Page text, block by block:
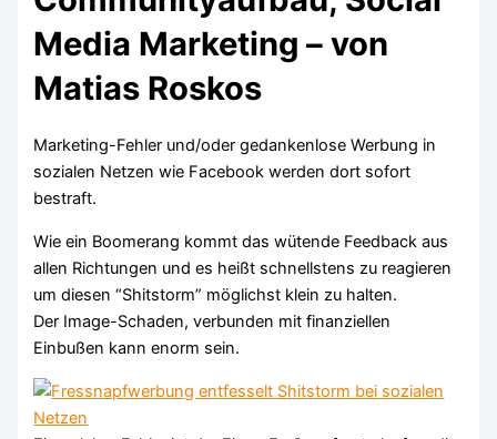
Media Marketing – von
Matias Roskos
Marketing-Fehler und/oder gedankenlose Werbung in
sozialen Netzen wie Facebook werden dort sofort
bestraft.
Wie ein Boomerang kommt das wütende Feedback aus
allen Richtungen und es heißt schnellstens zu reagieren
um diesen “Shitstorm” möglichst klein zu halten.
Der Image-Schaden, verbunden mit finanziellen
Einbußen kann enorm sein.